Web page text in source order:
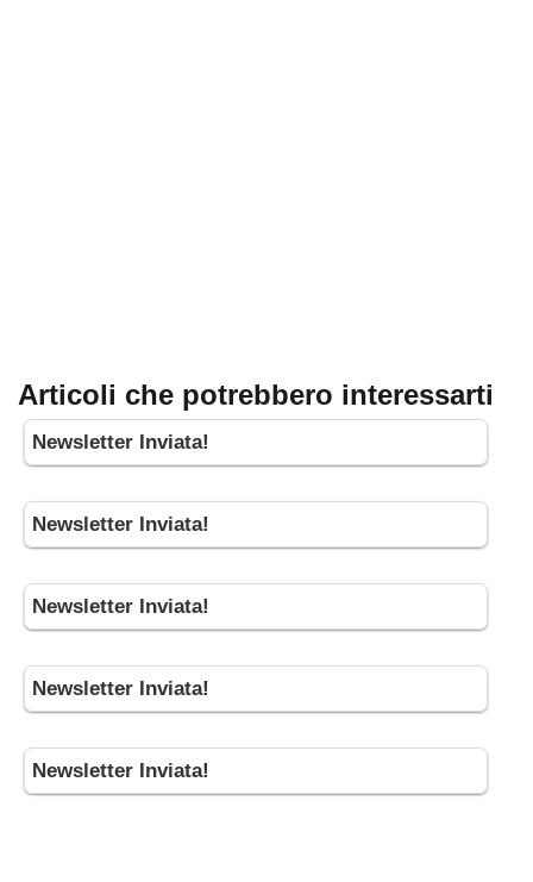
Articoli che potrebbero interessarti
Newsletter Inviata!
Newsletter Inviata!
Newsletter Inviata!
Newsletter Inviata!
Newsletter Inviata!